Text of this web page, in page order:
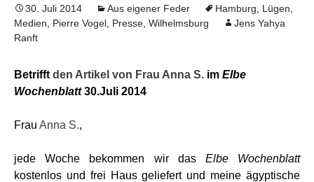
30. Juli 2014 Aus eigener Feder Hamburg Lügen
Medien
Pierre Vogel Presse Wilhelmsburg
Jens Yahya
Ranft
Betrifft den Artikel von Frau Anna S. im Elbe
Wochenblatt30.Juli 2014
Frau Anna S.,
jede Woche bekommen wir das Elbe Wochenblatt
kostenlos und frei Haus geliefert und meine ägyptische